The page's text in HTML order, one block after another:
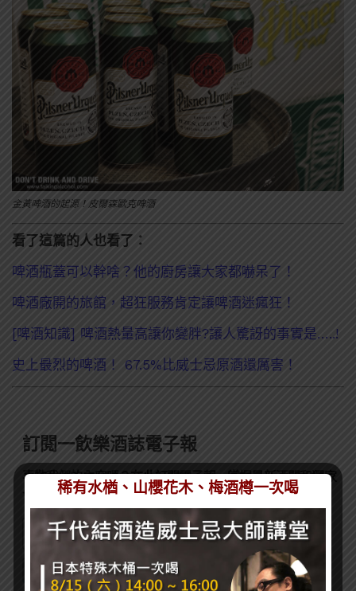
金黃啤酒的起源！皮爾森歐克啤酒
看了這篇的人也看了：
啤酒瓶蓋可以幹啥？他的廚房讓大家都嚇呆了！
啤酒廠開的旅館，超狂服務肯定讓啤酒迷瘋狂！
[啤酒知識] 啤酒熱量高讓你變胖?讓人驚訝的事實是…..!
史上最烈的啤酒！ 67.5%比威士忌原酒還厲害！
訂閱一飲樂酒誌電子報
喜歡我們的內容嗎？在此訂閱電子報，掌握最新酒聞和獨家
會員優惠吧！
稀有水楢、山櫻花木、梅酒樽一次喝